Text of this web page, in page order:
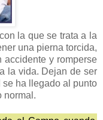
la que se trata a la
una pierna torcida,
accidente y romperse
la vida. Dejan de ser
se ha llegado al punto
normal.